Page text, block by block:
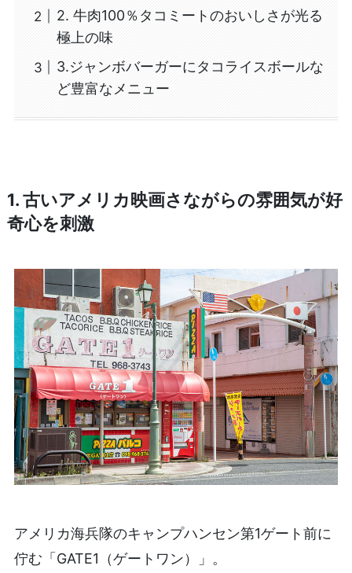
2. 牛肉100％タコミートのおいしさが光る
極上の味
3.ジャンボバーガーにタコライスボールな
ど豊富なメニュー
1. 古いアメリカ映画さながらの雰囲気が好
奇心を刺激
アメリカ海兵隊のキャンプハンセン第1ゲート前に
佇む「GATE1（ゲートワン）」。